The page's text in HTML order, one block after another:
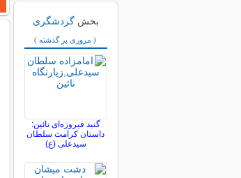
بخش گردشگری
( مروری بر گذشته )
گنبد فیروزه‌ای نائین:
داستان کرامت سلطان
سیدعلی (ع)